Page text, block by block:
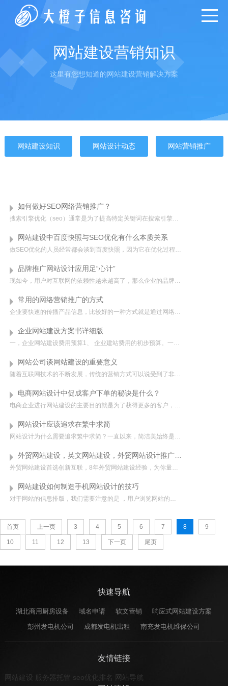
网站建设营销知识
这里有您想知道的网站建设营销解决方案
网站建设知识 网站设计动态 网站营销推广
如何做好SEO网络营销推广？
搜索引擎优化（seo）通常是为了提高特定关键词在搜索引擎的排名。通过添加一些搜索引擎喜欢的内容，添加页面标签，关键词布局，外部链接……就可以提高我们在搜索引擎里的排名。那么我们应该如何做好SEO网络营销推...
网站建设中百度快照与SEO优化有什么本质关系
做SEO优化的人员经常都会谈到百度快照，因为它在优化过程中有一定的指导意义，对网站收录和排名分析都有参考价值，那么百度快照具体跟SEO有什么关系呢？ 百度快照优化,seo优化先来了解下什么是百度快照吧。当我...
品牌推广网站设计应用足“心计”
现如今，用户对互联网的依赖性越来越高了，那么企业的品牌宣传就不能仅仅局限在线下，而要更多地转移到线上来。线上推广往往是以企业网站为基础的，下面成都网站设计公司就来和大家说说该怎么设计网站吧。1、积极展现...
常用的网络营销推广的方式
企业要快速的传播产品信息，比较好的一种方式就是通过网络营销推广来实现，而随着企业对网络营销推广方式方法的了解，企业也可以根据自己具体的需求来选择合适的网络推广方式，到达比较好的营销传播效果。那么，常用...
企业网站建设方案书详细版
一，企业网站建设费用预算1、 企业建站费用的初步预算。一般根据企业的规模、建站的目的、上级的批准而定。2、 专业建站公司提供详细的功能描述及报价，企业进行性价比研究。3、 网站的价格从几千元到十几万元不等。...
网站公司谈网站建设的重要意义
随着互联网技术的不断发展，传统的营销方式可以说受到了非常大的冲击，这同时也给互联网行业带来了新的机遇和挑战，现代企业都更加关注以互联网为主的营销方式，为此，网站建设成为了不少用户的好选择，企业如果还固...
电商网站设计中促成客户下单的秘诀是什么？
电商企业进行网站建设的主要目的就是为了获得更多的客户，提高企业的销售额，所以电商网站设计时能否促成客户下单是一项非常重要的任务。不仅电商网站设计是这样的，其他商业型网站设计也不例外，这就要求设计师们在...
网站设计应该追求在繁中求简
网站设计为什么需要追求繁中求简？一直以来，简洁美始终是设计师们追求和向往的感觉，因为简洁的网站让人视觉清晰、心情平静，感觉非常好，不像喧闹的街市、烦杂的马路，让人不得安宁。如何把内容繁多的网站做的简单...
外贸网站建设，英文网站建设，外贸网站设计推广 ，外贸SOHO建站
外贸网站建设首选创新互联，8年外贸网站建设经验，为你量身定制性价比高，最好的外贸网站。结合网站谷歌SEO优化技术，顶级域名，采用美国优质的服务器，全球访问无阻，专业的做外贸企业邮箱，无限容量，全球畅发无...
网站建设如何制造手机网站设计的技巧
对于网站的信息排版，我们需要注意的是 ，用户浏览网站的规律往往都是从上往下，从左往右，这种行为习惯决定了网站的排版规律，因此主营业务等重要的信息应该靠上放左边，其他次要的内容放下面，这样才能符合用户的浏...
首页 上一页 3 4 5 6 7 8 9
10 11 12 13 下一页 尾页
快速导航
湖北商用厨房设备 域名申请 软文营销
响应式网站建设方案
彭州发电机公司
成都发电机出租 南充发电机维保公司
友情链接
网站建设 服务器托管 seo优化排名 网站导航